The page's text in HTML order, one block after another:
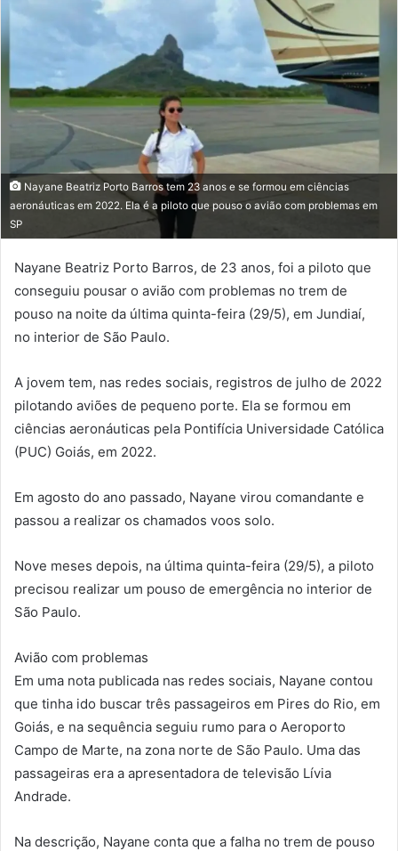
m
-
m
a
i
l
Nayane Beatriz Porto Barros tem 23 anos e se formou em ciências
aeronáuticas em 2022. Ela é a piloto que pouso o avião com problemas em
SP
Nayane Beatriz Porto Barros, de 23 anos, foi a piloto que
conseguiu pousar o avião com problemas no trem de
pouso na noite da última quinta-feira (29/5), em Jundiaí,
no interior de São Paulo.
A jovem tem, nas redes sociais, registros de julho de 2022
pilotando aviões de pequeno porte. Ela se formou em
ciências aeronáuticas pela Pontifícia Universidade Católica
(PUC) Goiás, em 2022.
Em agosto do ano passado, Nayane virou comandante e
passou a realizar os chamados voos solo.
Nove meses depois, na última quinta-feira (29/5), a piloto
precisou realizar um pouso de emergência no interior de
São Paulo.
Avião com problemas
Em uma nota publicada nas redes sociais, Nayane contou
que tinha ido buscar três passageiros em Pires do Rio, em
Goiás, e na sequência seguiu rumo para o Aeroporto
Campo de Marte, na zona norte de São Paulo. Uma das
passageiras era a apresentadora de televisão Lívia
Andrade.
Na descrição, Nayane conta que a falha no trem de pouso